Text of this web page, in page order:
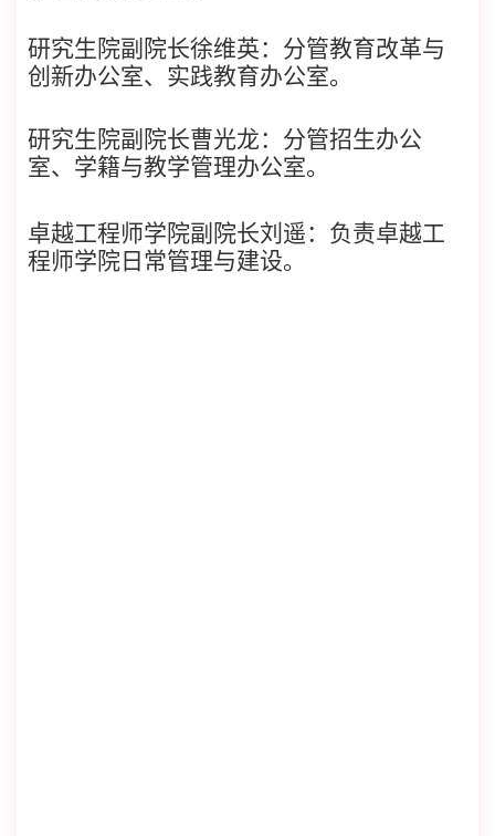
研究生院副院长徐维英：分管教育改革与
创新办公室、 实践教育办公室。
研究生院副院长曹光龙：分管招生办公
室、学籍与教学管理办公室。
卓越工程师学院副院长刘遥：负责卓越工
程师学院日常管理与建设。